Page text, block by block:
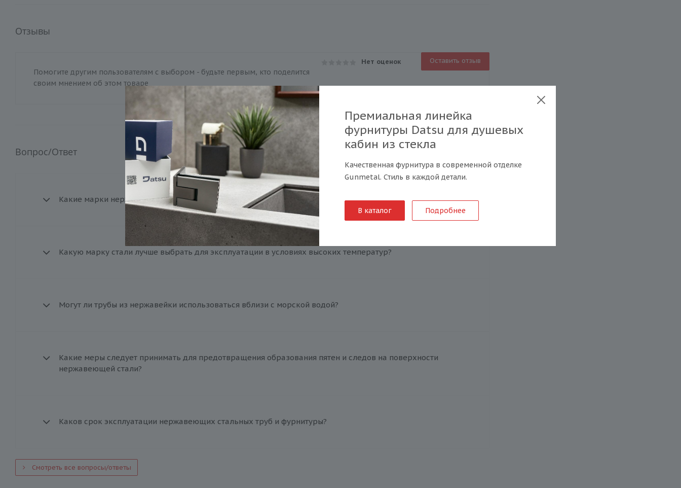
Отзывы
Нет оценок Оставить отзыв
Помогите другим пользователям с выбором - будьте первым, кто поделится
своим мнением об этом товаре
Вопрос/Ответ
Какие марки нержавеющей стали доступны у вас?
Какую марку стали лучше выбрать для эксплуатации в условиях высоких температур?
Могут ли трубы из нержавейки использоваться вблизи с морской водой?
Какие меры следует принимать для предотвращения образования пятен и следов на поверхности
нержавеющей стали?
Каков срок эксплуатации нержавеющих стальных труб и фурнитуры?
Смотреть все вопросы/ответы
Премиальная линейка
фурнитуры Datsu для душевых
кабин из стекла
Качественная фурнитура в современной отделке
Gunmetal. Стиль в каждой детали.
В каталог Подробнее